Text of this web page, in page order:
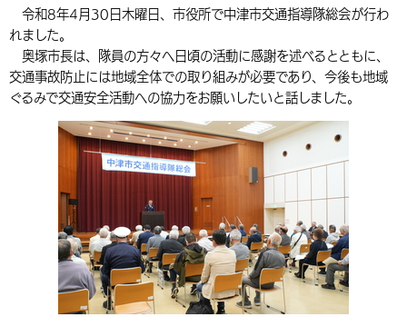
言語を選択
英語（English） 中国語（簡体字）
中国語（繁体字） 韓国語（한국어）
組織案内
福祉・介護 健康・予防
環境・衛生 生涯学習・スポーツ・人権
外国人の方向け情報
入札・契約 産業・雇用
農林水産業 税金
都市整備
子育て・教育
施設情報 子どもを預ける
手当・助成 健康・医療
相談・支援・情報 計画・施策
観光・移住
観光なび スポットを探す
遊ぶ・体験する グルメ・食べる
買う・おみやげ 四季のイベント・祭り
移住・定住
市政情報
中津市について 市役所の紹介
地方創生・地域活性化 広報・広聴
行政・計画
令和8年4月30日木曜日、市役所で中津市交通指導隊総会が行わ
れました。
奥塚市長は、隊員の方々へ日頃の活動に感謝を述べるとともに、
交通事故防止には地域全体での取り組みが必要であり、今後も地域
ぐるみで交通安全活動への協力をお願いしたいと話しました。